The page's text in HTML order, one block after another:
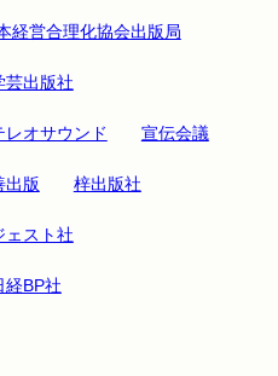
経営合理化協会出版局
芸出版社
レオサウンド 宣伝会議
出版 梓出版社
ェスト社
経BP社